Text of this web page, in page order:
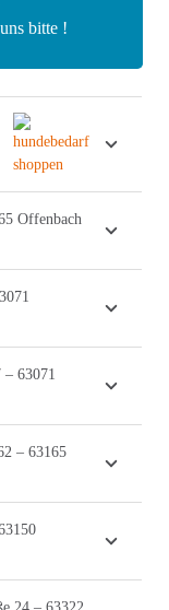
bitte !
Offenbach
63071
– 63165